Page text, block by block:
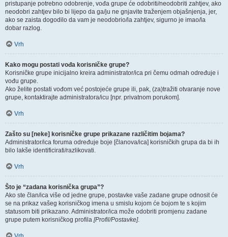
pristupanje potrebno odobrenje, vođa grupe će odobriti/neodobriti zahtjev, ako
neodobri zahtjev bilo bi lijepo da ga/ju ne gnjavite traženjem objašnjenja, jer,
ako se zaista dogodilo da vam je neodobrio/la zahtjev, sigurno je imao/la
dobar razlog.
Vrh
Kako mogu postati vođa korisničke grupe?
Korisničke grupe inicijalno kreira administrator/ica pri čemu odmah određuje i
vođu grupe.
Ako želite postati vođom već postojeće grupe ili, pak, (za)tražiti otvaranje nove
grupe, kontaktirajte administratora/icu [npr. privatnom porukom].
Vrh
Zašto su [neke] korisničke grupe prikazane različitim bojama?
Administrator/ica foruma određuje boje [članova/ica] korisničkih grupa da bi ih
bilo lakše identificirati/razlikovati.
Vrh
Što je “zadana korisnička grupa”?
Ako ste član/ica više od jedne grupe, postavke vaše zadane grupe odnosit će
se na prikaz vašeg korisničkog imena u smislu kojom će bojom te s kojim
statusom biti prikazano. Administrator/ica može odobriti promjenu zadane
grupe putem korisničkog profila [Profil/Postavke].